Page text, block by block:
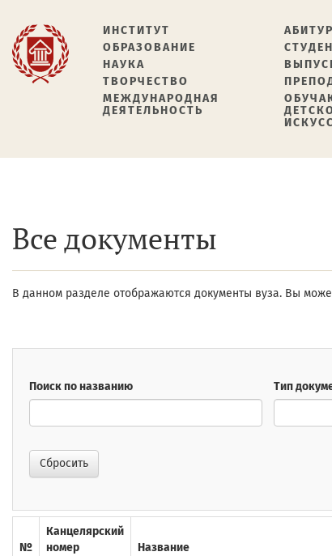
ИНСТИТУТ
ОБРАЗОВАНИЕ
НАУКА
ТВОРЧЕСТВО
МЕЖДУНАРОДНАЯ
ДЕЯТЕЛЬНОСТЬ
Все документы
В данном разделе отображаются документы вуза. Вы
Поиск по названию Тип
Сбросить
№
Канцелярский
номер
Название